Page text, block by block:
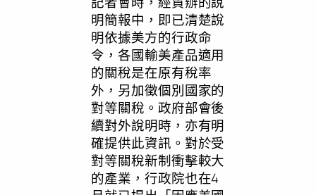
明簡報中，即已清楚說
明依據美方的行政命
令，各國輸美產品適用
的關稅是在原有稅率
外，另加徵個別國家的
對等關稅。政府部會後
續對外說明時，亦有明
確提供此資訊。對於受
對等關稅新制衝擊較大
的產業，行政院也在4